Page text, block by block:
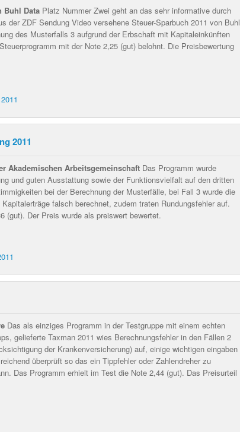
Buhl Data Platz Nummer Zwei geht an das sehr informative durch
der ZDF Sendung Video versehene Steuer-Sparbuch 2011 von Buhl
des Musterfalls 3 aufgrund der Erbschaft mit Kapitaleinkünften
mit der Note 2,25 (gut) belohnt. Die Preisbewertung
2011
Akademischen Arbeitsgemeinschaft Das Programm wurde
und guten Ausstattung sowie der Funktionsvielfalt auf den dritten
bei der Berechnung der Musterfälle, bei Fall 3 wurde die
falsch berechnet, zudem traten Rundungsfehler auf.
(gut). Der Preis wurde als preiswert bewertet.
Das als einziges Programm in der Testgruppe mit einem echten
gelieferte Taxman 2011 wies Berechnungsfehler in den Fällen 2
der Krankenversicherung) auf, einige wichtigen eingaben
überprüft so das ein Tippfehler oder Zahlendreher zu
Das Programm erhielt im Test die Note 2,44 (gut). Das Preisurteil